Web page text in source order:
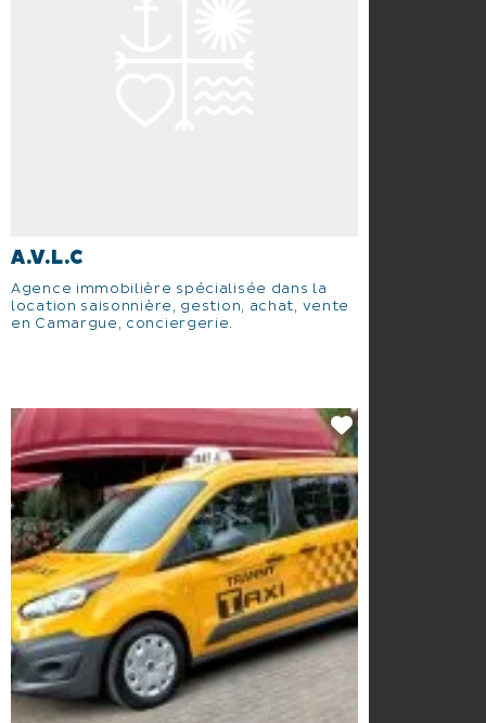
A.V.L.C
Agence immobilière spécialisée dans la
location saisonnière, gestion, achat, vente
en Camargue, conciergerie.